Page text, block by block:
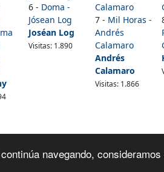
navegando,
6 - Doma -
Jósean Log
Joséan Log
Visitas: 1.890
7 - Mil Horas -
Andrés
Calamaro
Andrés
Calamaro
Visitas: 1.866
Mapa del Sitio